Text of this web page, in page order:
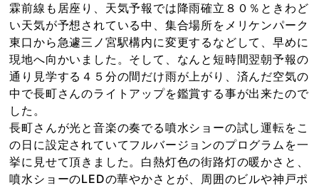
霖前線も居座り、天気予報では降雨確立８０％ときわど
い天気が予想されている中、集合場所をメリケンパーク
東口から急遽三ノ宮駅構内に変更するなどして、早めに
現地へ向かいました。そして、なんと短時間翌朝予報の
通り見学する４５分の間だけ雨が上がり、済んだ空気の
中で長町さんのライトアップを鑑賞する事が出来たので
した。
長町さんが光と音楽の奏でる噴水ショーの試し運転をこ
の日に設定されていてフルバージョンのプログラムを一
挙に見せて頂きました。白熱灯色の街路灯の暖かさと、
噴水ショーのLEDの華やかさとが、周囲のビルや神戸ポ